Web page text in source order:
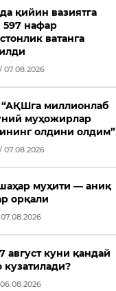
қийин вазиятга
597 нафар
ватанга
07.08.2026
миллионлаб
муҳожирлар
олдини олдим”
07.08.2026
муҳити — аниқ
орқали
07.08.2026
август куни қандай
кузатилади?
06.08.2026